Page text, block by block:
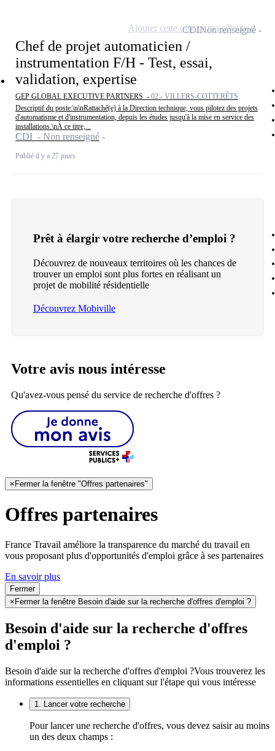
Chef de projet automaticien /
instrumentation F/H - Test, essai,
validation, expertise
GEP GLOBAL EXECUTIVE PARTNERS - 02 - VILLERS-COTTERÊTS
Descriptif du poste:\n\nRattaché(e) à la Direction technique, vous pilotez des projets
d'automatisme et d'instrumentation, depuis les études jusqu'à la mise en service des
installations.\nÀ ce titre,...
CDI - Non renseigné
Publié il y a 27 jours
CDINon renseigné
Ajouter cette offre à ma sélection
Prêt à élargir votre recherche d’emploi ?
Découvrez de nouveaux territoires où les chances de
trouver un emploi sont plus fortes en réalisant un
projet de mobilité résidentielle
Découvrez Mobiville
Votre avis nous intéresse
Qu'avez-vous pensé du service de recherche d'offres ?
× Fermer la fenêtre "Offres partenaires"
Offres partenaires
France Travail améliore la transparence du marché du travail en
vous proposant plus d'opportunités d'emploi grâce à ses partenaires
En savoir plus
Fermer
× Fermer la fenêtre Besoin d'aide sur la recherche d'offres d'emploi ?
Besoin d'aide sur la recherche d'offres
d'emploi ?
Besoin d'aide sur la recherche d'offres d'emploi ?Vous trouverez les
informations essentielles en cliquant sur l'étape qui vous intéresse
1. Lancer votre recherche
Pour lancer une recherche d'offres, vous devez saisir au moins
un des deux champs :